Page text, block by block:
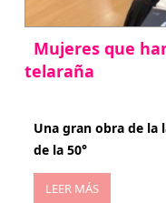
Mujeres que
telaraña
Una gran obra de la
de la 50°
LEER MÁS